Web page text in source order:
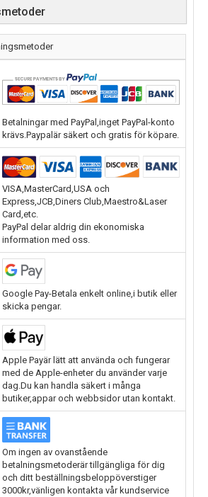
Betalningar med PayPal,inget PayPal-konto
krävs.Paypalär säkert och gratis för köpare.
VISA,MasterCard,USA och
Express,JCB,Diners Club,Maestro&Laser
Card,etc.
PayPal delar aldrig din ekonomiska
information med oss.
Google Pay-Betala enkelt online,i butik eller
skicka pengar.
Apple Payär lätt att använda och fungerar
med de Apple-enheter du använder varje
dag.Du kan handla säkert i många
butiker,appar och webbsidor utan kontakt.
Om ingen av ovanstående
betalningsmetoderär tillgängliga för dig
och ditt beställningsbeloppöverstiger
3000kr,vänligen kontakta vår kundservice